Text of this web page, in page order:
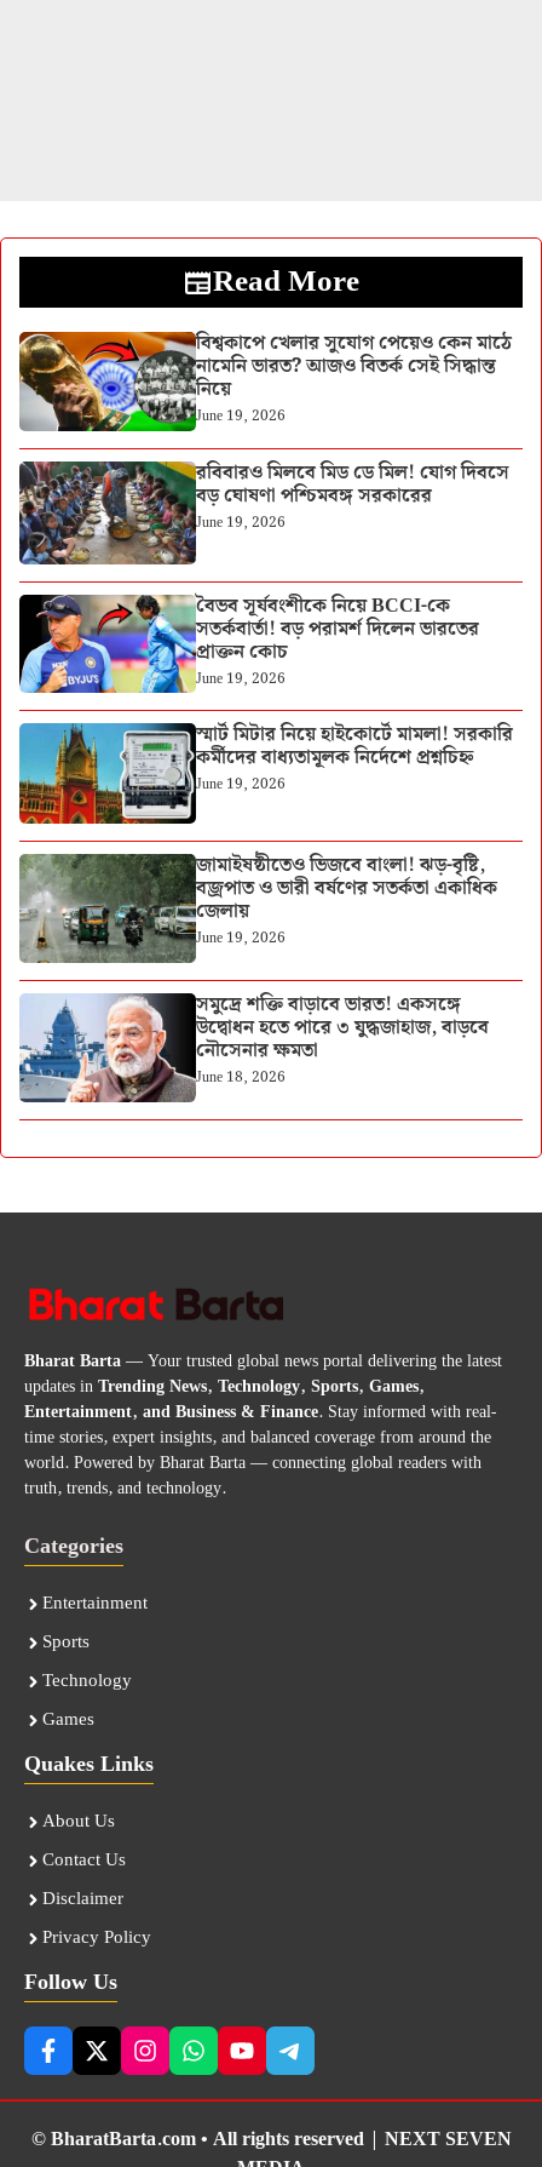
Read More
বিশ্বকাপে খেলার সুযোগ পেয়েও কেন মাঠে
নামেনি ভারত? আজও বিতর্ক সেই সিদ্ধান্ত
নিয়ে
June 19, 2026
রবিবারও মিলবে মিড ডে মিল! যোগ দিবসে
বড় ঘোষণা পশ্চিমবঙ্গ সরকারের
June 19, 2026
বৈভব সূর্যবংশীকে নিয়ে BCCI-কে
সতর্কবার্তা! বড় পরামর্শ দিলেন ভারতের
প্রাক্তন কোচ
June 19, 2026
স্মার্ট মিটার নিয়ে হাইকোর্টে মামলা! সরকারি
কর্মীদের বাধ্যতামূলক নির্দেশে প্রশ্নচিহ্ন
June 19, 2026
জামাইষষ্ঠীতেও ভিজবে বাংলা! ঝড়-বৃষ্টি,
বজ্রপাত ও ভারী বর্ষণের সতর্কতা একাধিক
জেলায়
June 19, 2026
সমুদ্রে শক্তি বাড়াবে ভারত! একসঙ্গে
উদ্বোধন হতে পারে ৩ যুদ্ধজাহাজ, বাড়বে
নৌসেনার ক্ষমতা
June 18, 2026
Bharat Barta— Your trusted global news portal delivering the latest
updates inTrending News, Technology, Sports, Games,
Entertainment, and Business & Finance. Stay informed with real-
time stories, expert insights, and balanced coverage from around the
world. Powered by Bharat Barta — connecting global readers with
truth, trends, and technology.
Categories
Entertainment
Sports
Technology
Games
Quakes Links
About Us
Contact Us
Disclaimer
Privacy Policy
Follow Us
© BharatBarta.com • All rights reserved | NEXT SEVEN